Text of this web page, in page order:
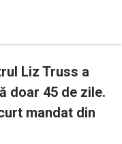
Liz Truss a
doar 45 de zile.
mandat din